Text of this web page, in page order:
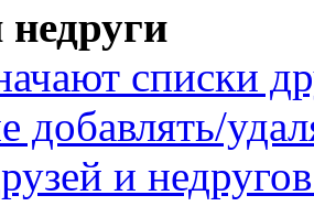
списки
добавлять/
и